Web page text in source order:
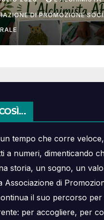
DI PROMOZIONE
tempo che corre
a numeri, dimenticando
storia, un sogno, un
Associazione di
il suo percorso per
per accogliere, per